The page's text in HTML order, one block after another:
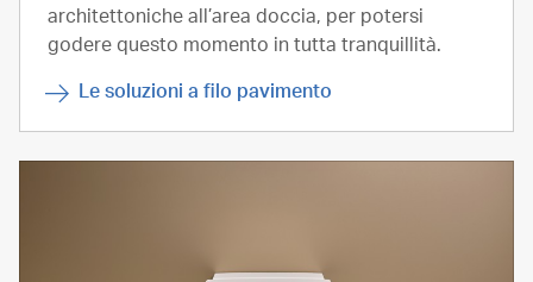
architettoniche all’area doccia, per potersi
godere questo momento in tutta tranquillità.
Le soluzioni a filo pavimento